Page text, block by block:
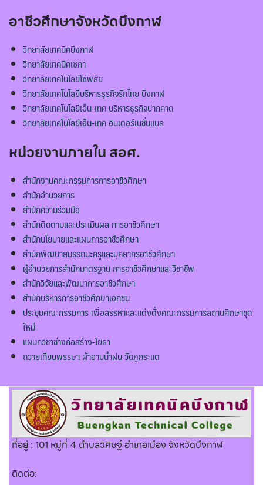
อาชีวศึกษาจังหวัดบึงกาฬ
วิทยาลัยเทคนิคบึงกาฬ
วิทยาลัยเทคนิคเซกา
วิทยาลัยเทคโนโลยีโซ่พิสัย
วิทยาลัยเทคโนโลยีบริหารธุรกิจรักไทย บึงกาฬ
วิทยาลัยเทคโนโลยีเอ็น-เทค บริหารธุรกิจปากคาด
วิทยาลัยเทคโนโลยีเอ็น-เทค อินเตอร์เนชั่นแนล
หน่วยงานภายใน สอศ.
สำนักงานคณะกรรมการการอาชีวศึกษา
สำนักอำนวยการ
สำนักความร่วมมือ
สำนักติดตามและประเมินผล การอาชีวศึกษา
สำนักนโยบายและแผนการอาชีวศึกษา
สำนักพัฒนาสมรรถนะครูและบุคลากรอาชีวศึกษา
ผู้อำนวยการสำนักมาตรฐาน การอาชีวศึกษาและวิชาชีพ
สำนักวิจัยและพัฒนาการอาชีวศึกษา
สำนักบริหารการอาชีวศึกษาเอกชน
ประชุมคณะกรรมการ เพื่อสรรหาและแต่งตั้งคณะกรรมการสถานศึกษาชุด
ใหม่
แผนกวิชาช่างก่อสร้าง-โยธา
ถวายเทียนพรรษา ผ้าอาบน้ำฝน วัดภูกระแต
ที่อยู่ : 101 หมู่ที่ 4 ตำบลวิศิษฐ์ อำเภอเมือง จังหวัดบึงกาฬ
ติดต่อ: